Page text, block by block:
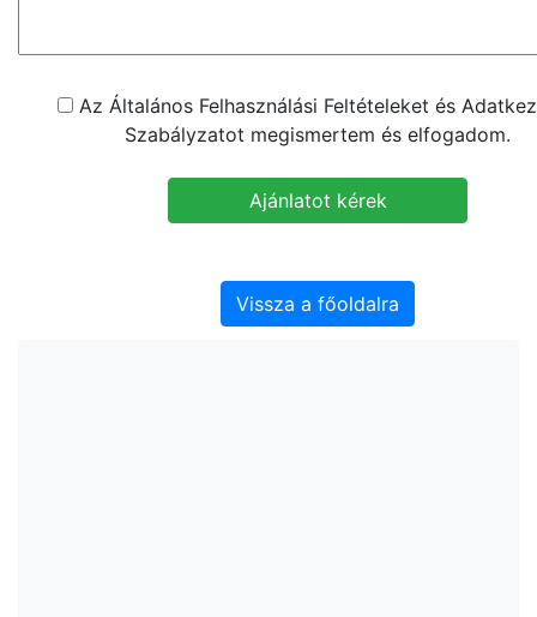
Az Általános Felhasználási Feltételeket és
Szabályzatot megismertem és elfogadom.
Vissza a főoldalra